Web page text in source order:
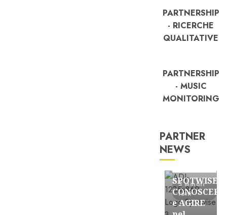
PARTNERSHIP
- RICERCHE
QUALITATIVE
PARTNERSHIP
- MUSIC
MONITORING
PARTNER
NEWS
3 minuti
letti
FREE
SPOTWISE:
CONOSCERE
e AGIRE